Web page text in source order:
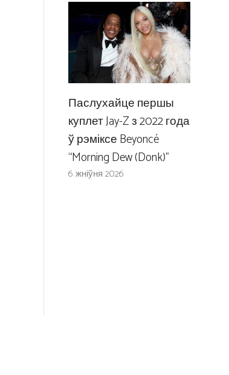
Паслухайце першы
куплет Jay-Z з 2022 года
ў рэміксе Beyoncé
“Morning Dew (Donk)”
6 жніўня 2026